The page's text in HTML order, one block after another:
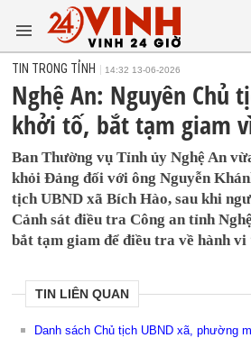
TIN TRONG TỈNH 14:32 13-06-2026
Nghệ An: Nguyên Chủ
khởi tố, bắt tạm giam
Ban Thường vụ Tỉnh ủy Nghệ An
khỏi Đảng đối với ông Nguyễn
tịch UBND xã Bích Hào, sau khi
Cảnh sát điều tra Công an tỉnh
bắt tạm giam để điều tra về hành vi
TIN LIÊN QUAN
Danh sách Chủ tịch UBND xã, phường